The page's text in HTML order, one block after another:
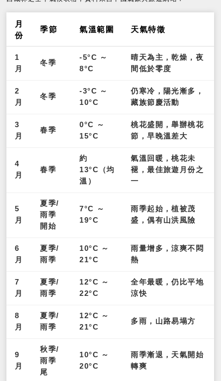
月
份
季節 氣溫範圍 天氣特徵
1
月
冬季
-5°C ～
8°C
晴天為主，乾燥，夜
間低於零度
2
月
冬季
-3°C ～
10°C
仍寒冷，陽光漸多，
藏族節慶活動
3
月
春季
0°C ～
15°C
桃花盛開，舉辦桃花
節，早晚溫差大
4
月
春季
約
13°C（均
溫）
氣溫回暖，桃花未
褪，最佳旅遊月份之
一
5
月
夏季/
雨季
開始
7°C ～
19°C
雨季起始，植被茂
盛，偶有山洪風險
6
月
夏季/
雨季
10°C ～
21°C
雨量增多，涼爽不悶
熱
7
月
夏季/
雨季
12°C ～
22°C
全年最暖，仍比平地
涼快
8
月
夏季/
雨季
12°C ～
21°C
多雨，山路易塌方
9
月
秋季/
雨季
尾
10°C ～
20°C
雨季漸退，天氣開始
轉爽